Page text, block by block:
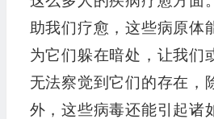
助我们疗愈，这些病原体
为它们躲在暗处，让我们
无法察觉到它们的存在，
外，这些病毒还能引起诸